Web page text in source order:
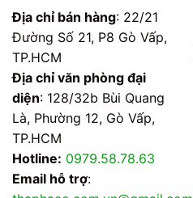
Địa chỉ bán hàng: 22/21
Đường Số 21, P8 Gò Vấp,
TP.HCM
Địa chỉ văn phòng đại
diện: 128/32b Bùi Quang
Là, Phường 12, Gò Vấp,
TP.HCM
Hotline: 0979.58.78.63
Email hỗ trợ: